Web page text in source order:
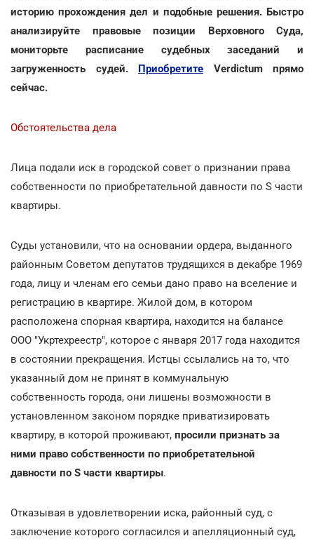
историю прохождения дел и подобные решения. Быстро
анализируйте правовые позиции Верховного Суда,
мониторьте расписание судебных заседаний и
загруженность судей. Приобретите Verdictum прямо
сейчас.
Обстоятельства дела
Лица подали иск в городской совет о признании права
собственности по приобретательной давности по Ѕ части
квартиры.
Суды установили, что на основании ордера, выданного
районным Советом депутатов трудящихся в декабре 1969
года, лицу и членам его семьи дано право на вселение и
регистрацию в квартире. Жилой дом, в котором
расположена спорная квартира, находится на балансе
ООО "Укртехреестр", которое с января 2017 года находится
в состоянии прекращения. Истцы ссылались на то, что
указанный дом не принят в коммунальную
собственность города, они лишены возможности в
установленном законом порядке приватизировать
квартиру, в которой проживают, просили признать за
ними право собственности по приобретательной
давности по Ѕ части квартиры.
Отказывая в удовлетворении иска, районный суд, с
заключение которого согласился и апелляционный суд,